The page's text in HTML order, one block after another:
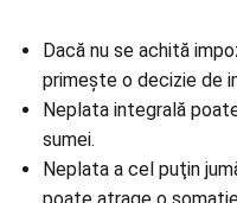
Dacă nu se achită
primeşte o decizie de
Neplata integrală
sumei.
Neplata a cel puţin